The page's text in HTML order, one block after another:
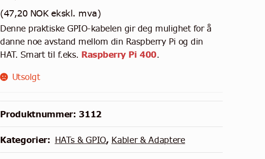
(47,20 NOKekskl. mva)
Denne praktiske GPIO-kabelen gir deg mulighet for å
danne noe avstand mellom din Raspberry Pi og din
HAT. Smart til f.eks. Raspberry Pi 400.
Utsolgt
Produktnummer: 3112
Kategorier: HATs & GPIO, Kabler & Adaptere